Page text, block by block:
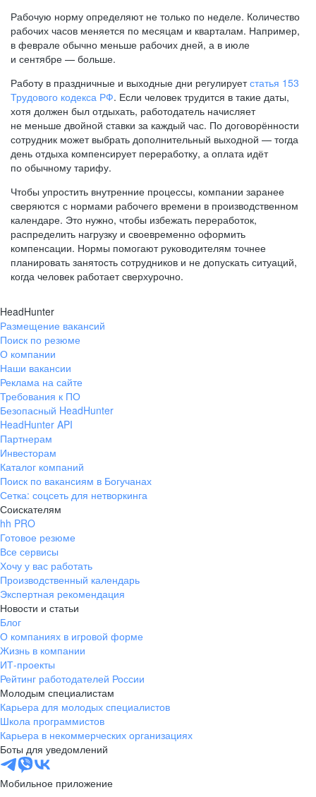
Рабочую норму определяют не только по неделе. Количество
рабочих часов меняется по месяцам и кварталам. Например,
в феврале обычно меньше рабочих дней, а в июле
и сентябре — больше.
Работу в праздничные и выходные дни регулируетстатья 153
Трудового кодекса РФ. Если человек трудится в такие даты,
хотя должен был отдыхать, работодатель начисляет
не меньше двойной ставки за каждый час. По договорённости
сотрудник может выбрать дополнительный выходной — тогда
день отдыха компенсирует переработку, а оплата идёт
по обычному тарифу.
Чтобы упростить внутренние процессы, компании заранее
сверяются с нормами рабочего времени в производственном
календаре. Это нужно, чтобы избежать переработок,
распределить нагрузку и своевременно оформить
компенсации. Нормы помогают руководителям точнее
планировать занятость сотрудников и не допускать ситуаций,
когда человек работает сверхурочно.
HeadHunter
Размещение вакансий
Поиск по резюме
О компании
Наши вакансии
Реклама на сайте
Требования к ПО
Безопасный HeadHunter
HeadHunter API
Партнерам
Инвесторам
Каталог компаний
Поиск по вакансиям в Богучанах
Сетка: соцсеть для нетворкинга
Соискателям
hh PRO
Готовое резюме
Все сервисы
Хочу у вас работать
Производственный календарь
Экспертная рекомендация
Новости и статьи
Блог
О компаниях в игровой форме
Жизнь в компании
ИТ-проекты
Рейтинг работодателей России
Молодым специалистам
Карьера для молодых специалистов
Школа программистов
Карьера в некоммерческих организациях
Боты для уведомлений
Мобильное приложение